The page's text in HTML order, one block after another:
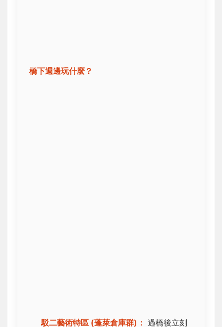
橋下週邊玩什麼？
駁二藝術特區 (蓬萊倉庫群)： 過橋後立刻